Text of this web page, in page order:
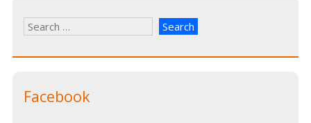
Facebook